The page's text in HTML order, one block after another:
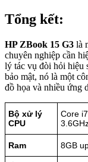
Tổng kết:
HP ZBook 15 G3 là
chuyên nghiệp cần
lý tác vụ đòi hỏi hiệu
bảo mật, nó là một
đồ họa và nhiều ứng
Bộ xử lý
CPU
Core
Ram 8GB